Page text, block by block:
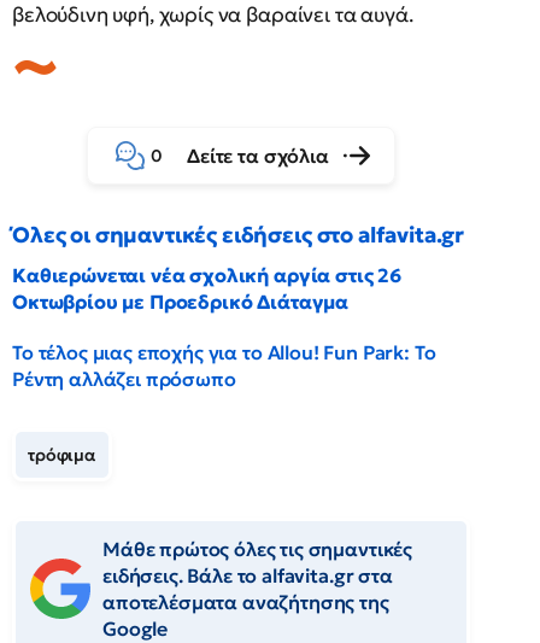
βελούδινη υφή, χωρίς να βαραίνει τα αυγά.
0 Δείτε τα σχόλια
Όλες οι σημαντικές ειδήσεις στο alfavita.gr
Καθιερώνεται νέα σχολική αργία στις 26
Οκτωβρίου με Προεδρικό Διάταγμα
Το τέλος μιας εποχής για το Allou! Fun Park: Το
Ρέντη αλλάζει πρόσωπο
τρόφιμα
Μάθε πρώτος όλες τις σημαντικές
ειδήσεις. Βάλε το alfavita.gr στα
αποτελέσματα αναζήτησης της
Google